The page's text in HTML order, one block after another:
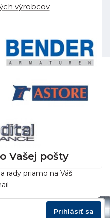
výrobcov
Vašej pošty
rady priamo na Váš
Prihlásiť sa